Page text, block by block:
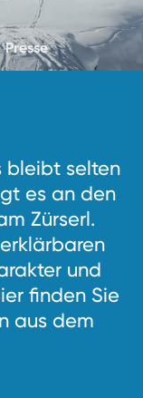
Presse
bleibt selten
es an den
Zürserl.
und
finden Sie
aus dem